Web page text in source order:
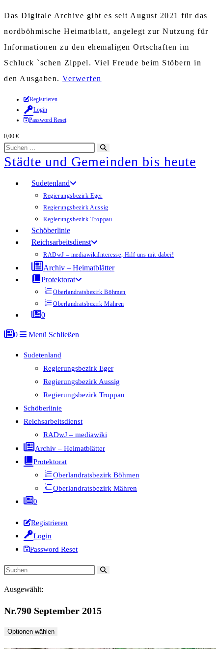
Das Digitale Archive gibt es seit August 2021 für das
nordböhmische Heimatblatt, angelegt zur Nutzung für
Informationen zu den ehemaligen Ortschaften im
Schluck `schen Zippel. Viel Freude beim Stöbern in
den Ausgaben. Verwerfen
Zum
Inhalt
springen
Registrieren
Login
Password Reset
0,00 €
Diese
Website
durchsuchen
starten
Städte und Gemeinden bis heute
Sudetenland
Regierungsbezirk Eger
Regierungsbezirk Aussig
Regierungsbezirk Troppau
Schöberlinie
Reichsarbeitsdienst
RADwJ – mediawikiInteresse, Hilf uns mit dabei!
Archiv – Heimatblätter
Protektorat
Oberlandratsbezirk Böhmen
Oberlandratsbezirk Mähren
0
0 Menü Schließen
Sudetenland
Regierungsbezirk Eger
Regierungsbezirk Aussig
Regierungsbezirk Troppau
Schöberlinie
Reichsarbeitsdienst
RADwJ – mediawiki
Archiv – Heimatblätter
Protektorat
Oberlandratsbezirk Böhmen
Oberlandratsbezirk Mähren
0
Registrieren
Login
Password Reset
Diese
durchsuchen
Ausgewählt:
Nr.790 September 2015
Optionen wählen